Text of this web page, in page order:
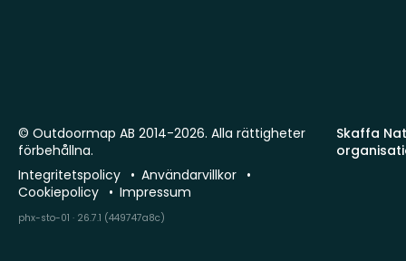
Skaffa
© Outdoormap AB 2014-2026. Alla rättigheter
förbehållna.
Integritetspolicy
Användarvillkor
Cookiepolicy
Impressum
phx-sto-01 · 26.7.1 (449747a8c)